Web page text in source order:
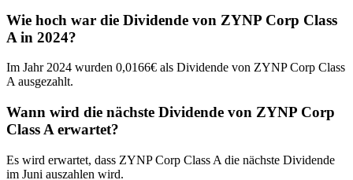
Wie hoch war die Dividende von ZYNP Corp Class
A in 2024?
Im Jahr 2024 wurden 0,0166€ als Dividende von ZYNP Corp Class
A ausgezahlt.
Wann wird die nächste Dividende von ZYNP Corp
Class A erwartet?
Es wird erwartet, dass ZYNP Corp Class A die nächste Dividende
im Juni auszahlen wird.